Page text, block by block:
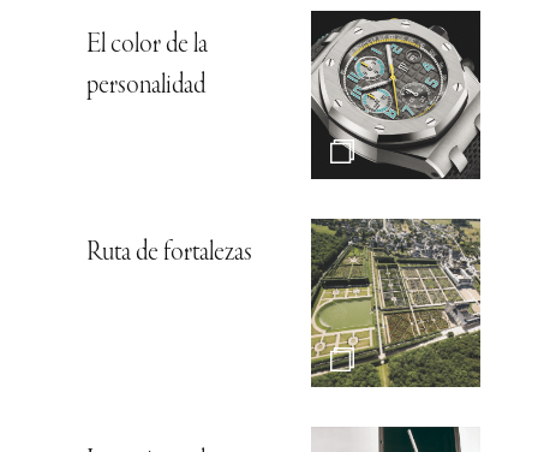
El color de la
personalidad
Ruta de fortalezas